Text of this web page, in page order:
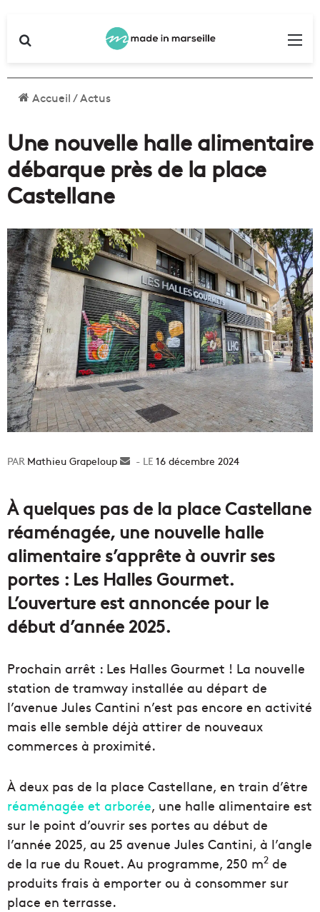
Accueil/Actus
Une nouvelle halle alimentaire
débarque près de la place
Castellane
Mathieu Grapeloup
Envoyer16 décembre 2024
À quelques pas de la place Castellane
réaménagée, une nouvelle halle
alimentaire s’apprête à ouvrir ses
portes : Les Halles Gourmet.
L’ouverture est annoncée pour le
début d’année 2025.
Prochain arrêt : Les Halles Gourmet ! La nouvelle
station de tramway installée au départ de
l’avenue Jules Cantini n’est pas encore en activité
mais elle semble déjà attirer de nouveaux
commerces à proximité.
À deux pas de la place Castellane, en train d’être
réaménagée et arborée, une halle alimentaire est
sur le point d’ouvrir ses portes au début de
l’année 2025, au 25 avenue Jules Cantini, à l’angle
de la rue du Rouet. Au programme, 250 m2 de
produits frais à emporter ou à consommer sur
place en terrasse.